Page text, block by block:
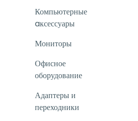
Компьютерные
aксессуары
Мониторы
Офисное
оборудование
Адаптеры и
переходники